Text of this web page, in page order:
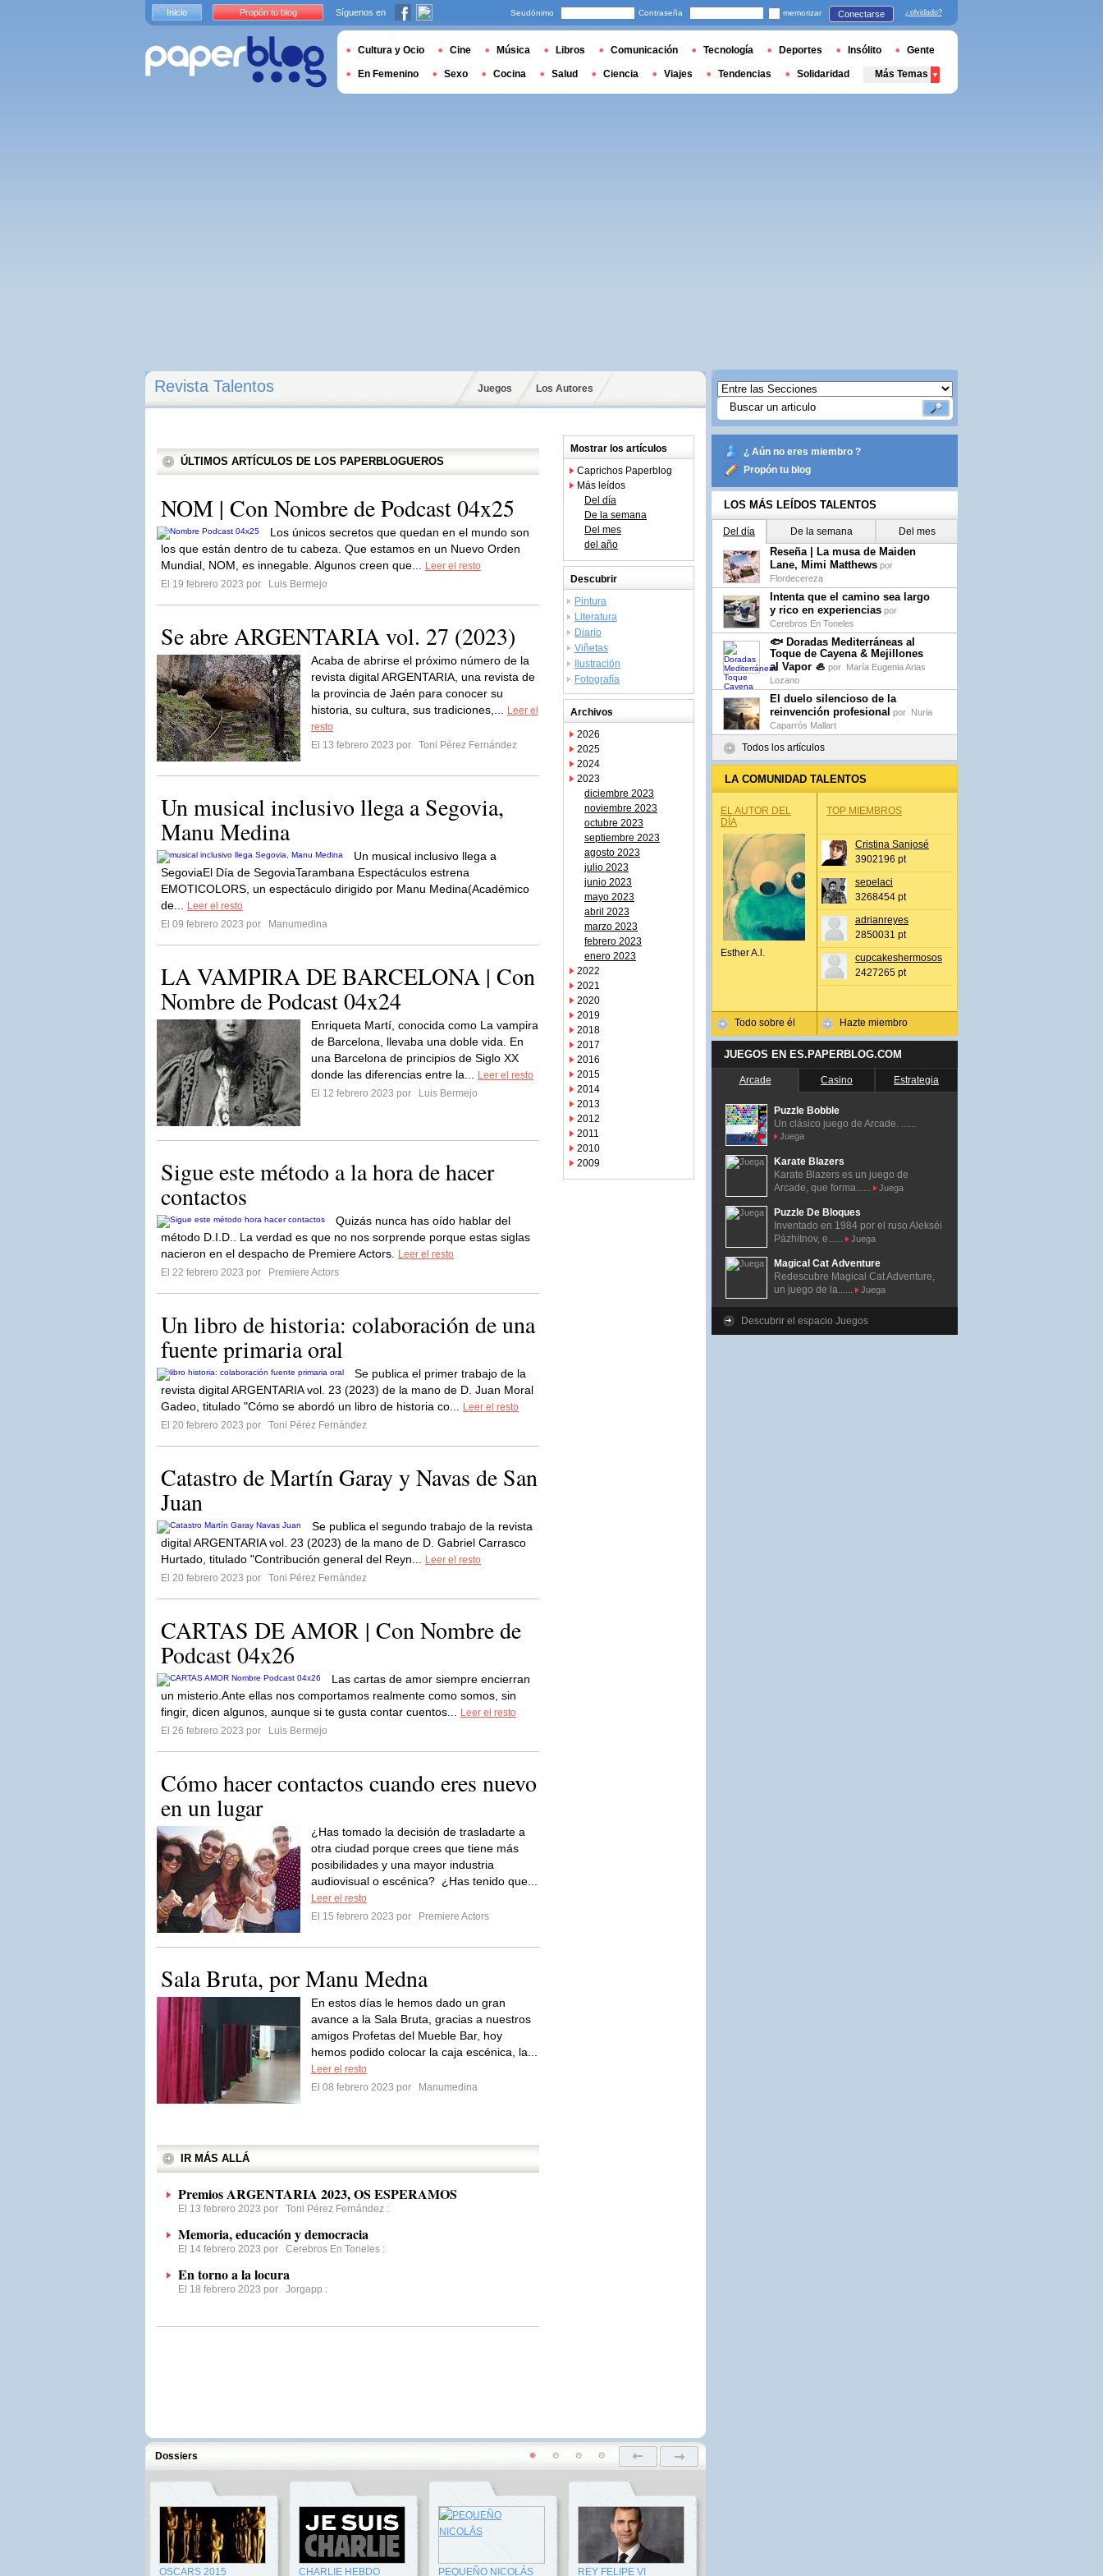
Revista Talentos Juegos Los Autores
ÚLTIMOS ARTÍCULOS DE LOS PAPERBLOGUEROS
NOM | Con Nombre de Podcast 04x25
Los únicos secretos que quedan en el mundo son
los que están dentro de tu cabeza. Que estamos en un Nuevo Orden
Mundial, NOM, es innegable. Algunos creen que...
Leer el resto
El 19 febrero 2023 por
Luis Bermejo
Se abre ARGENTARIA vol. 27 (2023)
Acaba de abrirse el próximo número de la
revista digital ARGENTARIA, una revista de
la provincia de Jaén para conocer su
historia, su cultura, sus tradiciones,...
Leer el
resto
El 13 febrero 2023 por
Toni Pérez Fernández
Un musical inclusivo llega a Segovia,
Manu Medina
Un musical inclusivo llega a
SegoviaEl Día de SegoviaTarambana Espectáculos estrena
EMOTICOLORS, un espectáculo dirigido por Manu Medina(Académico
de...
Leer el resto
El 09 febrero 2023 por
Manumedina
LA VAMPIRA DE BARCELONA | Con
Nombre de Podcast 04x24
Enriqueta Martí, conocida como La vampira
de Barcelona, llevaba una doble vida. En
una Barcelona de principios de Siglo XX
donde las diferencias entre la...
Leer el resto
El 12 febrero 2023 por
Luis Bermejo
Sigue este método a la hora de hacer
contactos
Quizás nunca has oído hablar del
método D.I.D.. La verdad es que no nos sorprende porque estas siglas
nacieron en el despacho de Premiere Actors.
Leer el resto
El 22 febrero 2023 por
Premiere Actors
Un libro de historia: colaboración de una
fuente primaria oral
Se publica el primer trabajo de la
revista digital ARGENTARIA vol. 23 (2023) de la mano de D. Juan Moral
Gadeo, titulado "Cómo se abordó un libro de historia co...
Leer el resto
El 20 febrero 2023 por
Toni Pérez Fernández
Catastro de Martín Garay y Navas de San
Juan
Se publica el segundo trabajo de la revista
digital ARGENTARIA vol. 23 (2023) de la mano de D. Gabriel Carrasco
Hurtado, titulado "Contribución general del Reyn...
Leer el resto
El 20 febrero 2023 por
Toni Pérez Fernández
CARTAS DE AMOR | Con Nombre de
Podcast 04x26
Las cartas de amor siempre encierran
un misterio.Ante ellas nos comportamos realmente como somos, sin
fingir, dicen algunos, aunque si te gusta contar cuentos...
Leer el resto
El 26 febrero 2023 por
Luis Bermejo
Cómo hacer contactos cuando eres nuevo
en un lugar
¿Has tomado la decisión de trasladarte a
otra ciudad porque crees que tiene más
posibilidades y una mayor industria
audiovisual o escénica? ¿Has tenido que...
Leer el resto
El 15 febrero 2023 por
Premiere Actors
Sala Bruta, por Manu Medna
En estos días le hemos dado un gran
avance a la Sala Bruta, gracias a nuestros
amigos Profetas del Mueble Bar, hoy
hemos podido colocar la caja escénica, la...
Leer el resto
El 08 febrero 2023 por
Manumedina
IR MÁS ALLÁ
Premios ARGENTARIA 2023, OS ESPERAMOS
El 13 febrero 2023 por Toni Pérez Fernández :
Memoria, educación y democracia
El 14 febrero 2023 por Cerebros En Toneles :
En torno a la locura
El 18 febrero 2023 por Jorgapp :
Mostrar los artículos
Caprichos Paperblog
Más leídos
Del día
De la semana
Del mes
del año
Descubrir
Pintura
Literatura
Diario
Viñetas
Ilustración
Fotografía
Archivos
2026
2025
2024
2023
diciembre 2023
noviembre 2023
octubre 2023
septiembre 2023
agosto 2023
julio 2023
junio 2023
mayo 2023
abril 2023
marzo 2023
febrero 2023
enero 2023
2022
2021
2020
2019
2018
2017
2016
2015
2014
2013
2012
2011
2010
2009
Dossiers
OSCARS 2015 CHARLIE HEBDO PEQUEÑO NICOLÁS REY FELIPE VI
¿ Aún no eres miembro ?
Propón tu blog
LOS MÁS LEÍDOS TALENTOS
Del día De la semana Del mes
Reseña | La musa de Maiden
Lane, Mimi Matthews por
Flordecereza
Intenta que el camino sea largo
y rico en experiencias por
Cerebros En Toneles
🐟 Doradas Mediterráneas al
Toque de Cayena & Mejillones
al Vapor 🦪 por María Eugenia Arias
Lozano
El duelo silencioso de la
reinvención profesional por Nuria
Caparrós Mallart
Todos los artículos
LA COMUNIDAD TALENTOS
EL AUTOR DEL
DÍA
Esther A.l.
Todo sobre él
TOP MIEMBROS
Cristina Sanjosé
3902196 pt
sepelaci
3268454 pt
adrianreyes
2850031 pt
cupcakeshermosos
2427265 pt
Hazte miembro
JUEGOS EN ES.PAPERBLOG.COM
Arcade Casino Estrategia
Puzzle Bobble
Un clásico juego de Arcade. ......
Juega
Karate Blazers
Karate Blazers es un juego de
Arcade, que forma......
Juega
Puzzle De Bloques
Inventado en 1984 por el ruso Alekséi
Pázhitnov, e......
Juega
Magical Cat Adventure
Redescubre Magical Cat Adventure,
un juego de la......
Juega
Descubrir el espacio Juegos
Inicio Propón tu blog Síguenos en Seudónimo Contraseña memorizar Conectarse ¿olvidado?
Cultura y Ocio Cine Música Libros Comunicación Tecnología Deportes Insólito Gente
En Femenino Sexo Cocina Salud Ciencia Viajes Tendencias Solidaridad Más Temas